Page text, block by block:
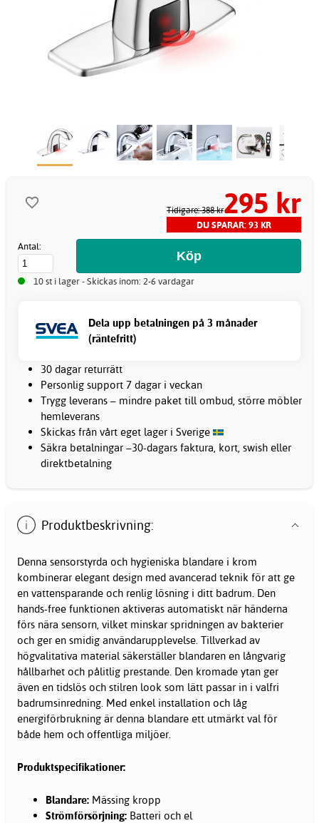
Tidigare: 388 kr295 kr
DU SPARAR: 93 KR
Antal:
10 st i lager - Skickas inom: 2-6 vardagar
Dela upp betalningen på 3 månader
(räntefritt)
30 dagar returrätt
Personlig support 7 dagar i veckan
Trygg leverans – mindre paket till ombud, större möbler
hemleverans
Skickas från vårt eget lager i Sverige
Säkra betalningar –30-dagars faktura, kort, swish eller
direktbetalning
Produktbeskrivning:
Denna sensorstyrda och hygieniska blandare i krom
kombinerar elegant design med avancerad teknik för att ge
en vattensparande och renlig lösning i ditt badrum. Den
hands-free funktionen aktiveras automatiskt när händerna
förs nära sensorn, vilket minskar spridningen av bakterier
och ger en smidig användarupplevelse. Tillverkad av
högvalitativa material säkerställer blandaren en långvarig
hållbarhet och pålitlig prestande. Den kromade ytan ger
även en tidslös och stilren look som lätt passar in i valfri
badrumsinredning. Med enkel installation och låg
energiförbrukning är denna blandare ett utmärkt val för
både hem och offentliga miljöer.
Produktspecifikationer:
Blandare: Mässing kropp
Strömförsörjning: Batteri och el